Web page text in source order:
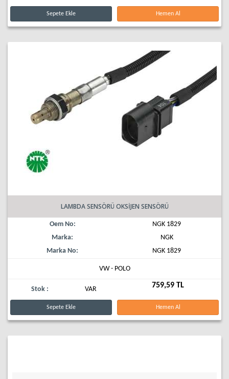
Sepete Ekle Hemen Al
LAMBDA SENSÖRÜ OKSİJEN SENSÖRÜ
Oem No:
NGK 1829
Marka:
NGK
Marka No:
NGK 1829
VW - POLO
Stok : VAR 759,59 TL
Sepete Ekle Hemen Al